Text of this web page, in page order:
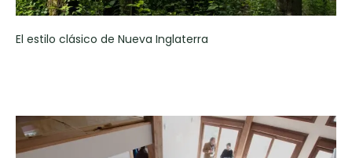
El estilo clásico de Nueva Inglaterra